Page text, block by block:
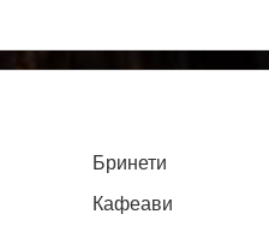
Бринети
Кафеави